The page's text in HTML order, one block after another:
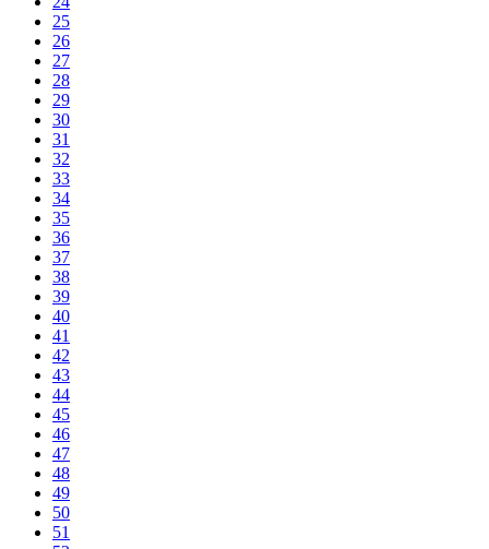
25
26
27
28
29
30
31
32
33
34
35
36
37
38
39
40
41
42
43
44
45
46
47
48
49
50
51